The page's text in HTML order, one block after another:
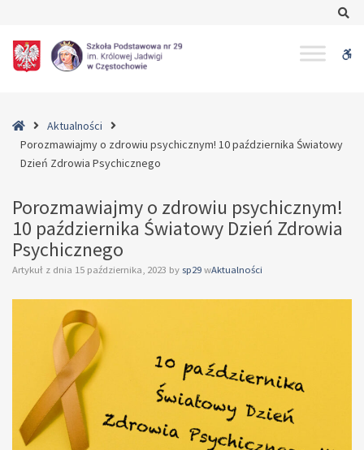
zdrowiu
października
Światowy
Dzień
HomeAktualności
Porozmawiajmy o zdrowiu psychicznym! 10 października Światowy
Dzień Zdrowia Psychicznego
Porozmawiajmy o zdrowiu psychicznym!
10 października Światowy Dzień Zdrowia
Psychicznego
Artykuł z dnia 15 października, 2023 by sp29 wAktualności